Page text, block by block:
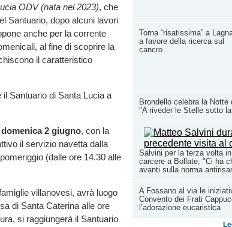
Torna “risatissima” a
a favore della ricerca sul
cancro
Brondello celebra la
"A riveder le Stelle sotto la
Salvini per la terza volta
carcere a Bollate: "Ci ha
avanti sulla norma
A Fossano al via le
Convento dei Frati
l’adorazione eucaristica
ODV (nata nel 2023), che
Santuario, dopo alcuni lavori
anche per la corrente
al fine di scoprire la
il caratteristico
domenica 2 giugno, con la
il servizio navetta dalla
(dalle ore 14.30 alle
villanovesi, avrà luogo
di Santa Caterina alle ore
si raggiungerà il Santuario